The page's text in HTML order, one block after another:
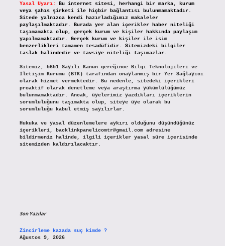
Yasal Uyarı:
Bu internet sitesi, herhangi bir marka, kurum
veya şahıs şirketi ile hiçbir bağlantısı bulunmamaktadır.
Sitede yalnızca kendi hazırladığımız makaleler
paylaşılmaktadır. Burada yer alan içerikler haber niteliği
taşımamakta olup, gerçek kurum ve kişiler hakkında paylaşım
yapılmamaktadır. Gerçek kurum ve kişiler ile isim
benzerlikleri tamamen tesadüfidir. Sitemizdeki bilgiler
taslak halindedir ve tavsiye niteliği taşımazlar.
Sitemiz, 5651 Sayılı Kanun gereğince Bilgi Teknolojileri ve
İletişim Kurumu (BTK) tarafından onaylanmış bir Yer Sağlayıcı
olarak hizmet vermektedir. Bu nedenle, sitedeki içerikleri
proaktif olarak denetleme veya araştırma yükümlülüğümüz
bulunmamaktadır. Ancak, üyelerimiz yazdıkları içeriklerin
sorumluluğunu taşımakta olup, siteye üye olarak bu
sorumluluğu kabul etmiş sayılırlar.
Hukuka ve yasal düzenlemelere aykırı olduğunu düşündüğünüz
içerikleri,
backlinkpanelicomtr@gmail.comadresine
bildirmeniz halinde, ilgili içerikler yasal süre içerisinde
sitemizden kaldırılacaktır.
Son Yazılar
Zincirleme kazada suç kimde ?
Ağustos 9, 2026